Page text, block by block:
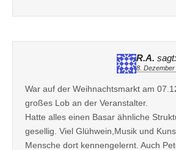
R.A. sagt:
8.
War auf der Weihnachtsmarkt am
großes Lob an der Veranstalter.
Hatte alles einen Basar ähnliche
gesellig. Viel Glühwein,Musik und
Mensche dort kennengelernt. Auch